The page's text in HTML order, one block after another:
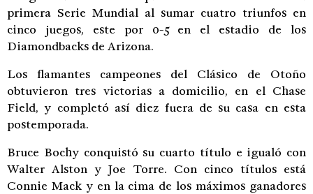
primera Serie Mundial al sumar cuatro triunfos en
cinco juegos, este por 0-5 en el estadio de los
Diamondbacks de Arizona.
Los flamantes campeones del Clásico de Otoño
obtuvieron tres victorias a domicilio, en el Chase
Field, y completó así diez fuera de su casa en esta
postemporada.
Bruce Bochy conquistó su cuarto título e igualó con
Walter Alston y Joe Torre. Con cinco títulos está
Connie Mack y en la cima de los máximos ganadores